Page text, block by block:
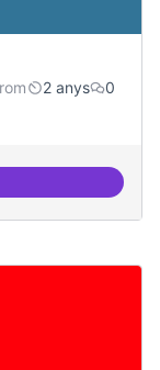
2 anys
0